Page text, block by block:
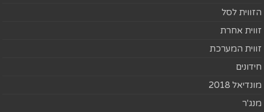
הזווית לסל
זווית אחרת
זווית המערכת
חידונים
מונדיאל 2018
מנג'ר